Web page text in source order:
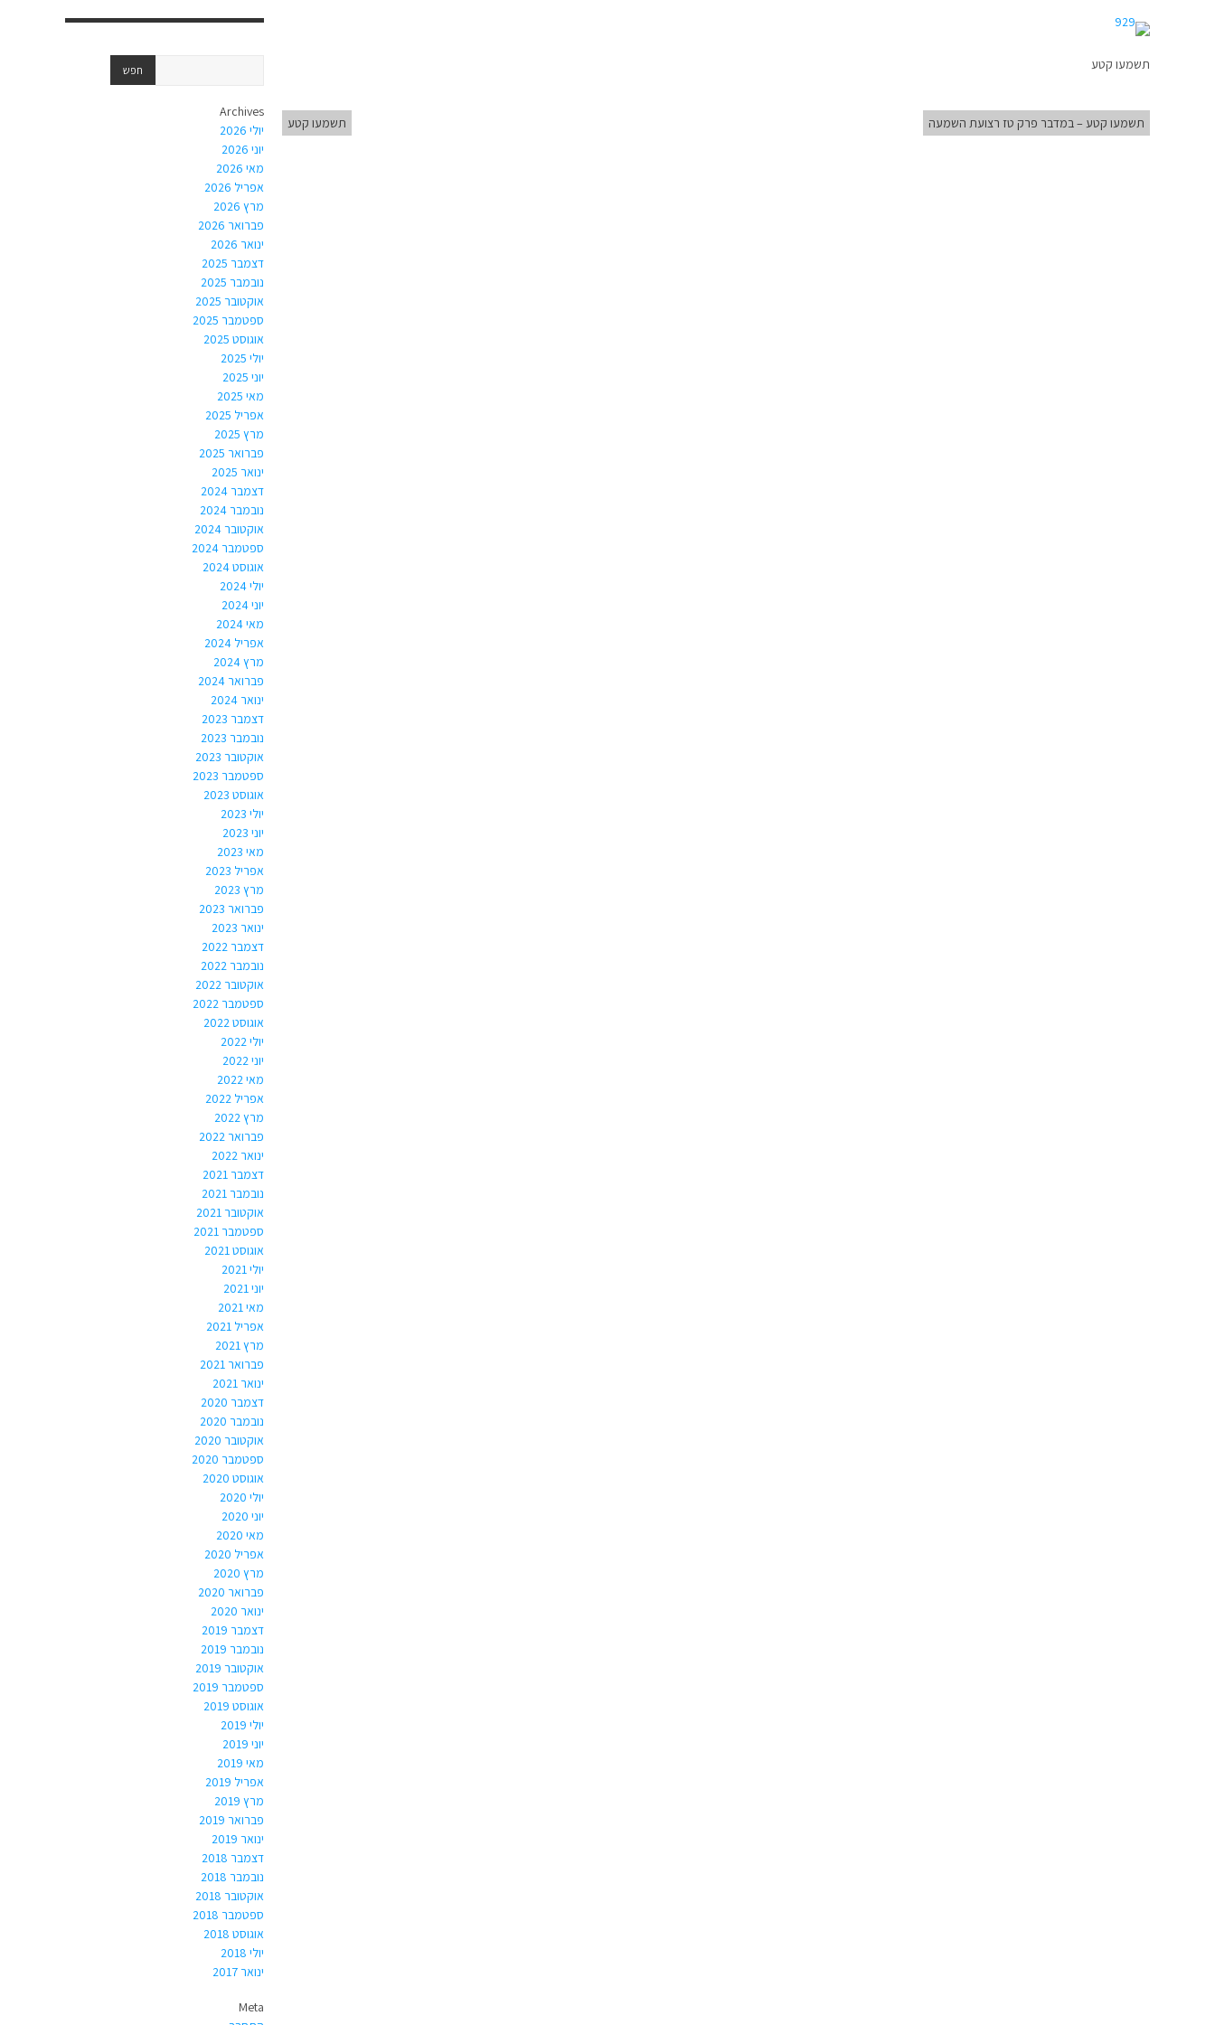
תשמעו קטע
תשמעו קטע – במדבר פרק טז רצועת השמעה תשמעו קטע
Archives
יולי 2026
יוני 2026
מאי 2026
אפריל 2026
מרץ 2026
פברואר 2026
ינואר 2026
דצמבר 2025
נובמבר 2025
אוקטובר 2025
ספטמבר 2025
אוגוסט 2025
יולי 2025
יוני 2025
מאי 2025
אפריל 2025
מרץ 2025
פברואר 2025
ינואר 2025
דצמבר 2024
נובמבר 2024
אוקטובר 2024
ספטמבר 2024
אוגוסט 2024
יולי 2024
יוני 2024
מאי 2024
אפריל 2024
מרץ 2024
פברואר 2024
ינואר 2024
דצמבר 2023
נובמבר 2023
אוקטובר 2023
ספטמבר 2023
אוגוסט 2023
יולי 2023
יוני 2023
מאי 2023
אפריל 2023
מרץ 2023
פברואר 2023
ינואר 2023
דצמבר 2022
נובמבר 2022
אוקטובר 2022
ספטמבר 2022
אוגוסט 2022
יולי 2022
יוני 2022
מאי 2022
אפריל 2022
מרץ 2022
פברואר 2022
ינואר 2022
דצמבר 2021
נובמבר 2021
אוקטובר 2021
ספטמבר 2021
אוגוסט 2021
יולי 2021
יוני 2021
מאי 2021
אפריל 2021
מרץ 2021
פברואר 2021
ינואר 2021
דצמבר 2020
נובמבר 2020
אוקטובר 2020
ספטמבר 2020
אוגוסט 2020
יולי 2020
יוני 2020
מאי 2020
אפריל 2020
מרץ 2020
פברואר 2020
ינואר 2020
דצמבר 2019
נובמבר 2019
אוקטובר 2019
ספטמבר 2019
אוגוסט 2019
יולי 2019
יוני 2019
מאי 2019
אפריל 2019
מרץ 2019
פברואר 2019
ינואר 2019
דצמבר 2018
נובמבר 2018
אוקטובר 2018
ספטמבר 2018
אוגוסט 2018
יולי 2018
ינואר 2017
Meta